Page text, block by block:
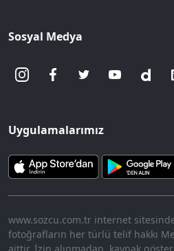
Sosyal Medya
Uygulamalarımız
www.sozcu.com.tr internet
fotoğrafların her türlü telif hakkı
aittir. İzin alınmadan, kaynak